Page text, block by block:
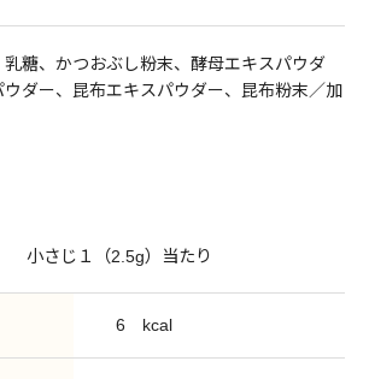
糖、かつおぶし粉末、酵母エキスパウダ
ダー、昆布エキスパウダー、昆布粉末／加
小さじ１（2.5g）当たり
6 kcal